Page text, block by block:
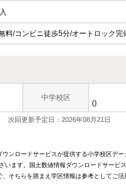
料/コンビニ徒歩5分/オートロック
中学校区
()
次回更新予定日：2026年08月21日
ンロードサービスが提供する小学校区デ
ます。国土数値情報ダウンロードサービ
そちらを踏まえ学区情報は参考としてご活